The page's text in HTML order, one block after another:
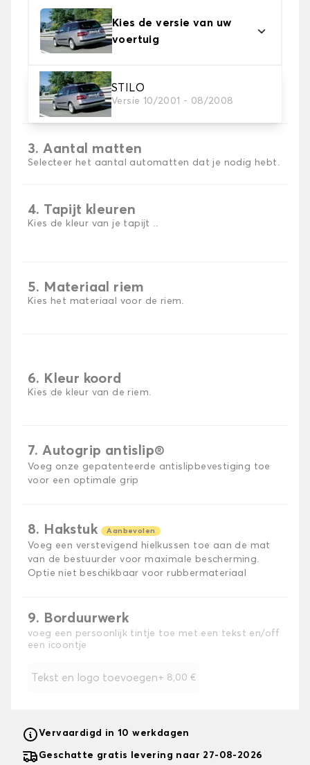
Kies de versie van uw
voertuig
STILO
Versie 10/2001 - 08/2008
2. Materiaal
Kies het materiaal van uw automatten
3. Aantal matten
Selecteer het aantal automatten dat je nodig hebt.
4. Tapijt kleuren
Kies de kleur van je tapijt ..
5. Materiaal riem
Kies het materiaal voor de riem.
6. Kleur koord
Kies de kleur van de riem.
7. Autogrip antislip®
Voeg onze gepatenteerde antislipbevestiging toe
voor een optimale grip
8. Hakstuk Aanbevolen
Voeg een verstevigend hielkussen toe aan de mat
van de bestuurder voor maximale bescherming.
Optie niet beschikbaar voor rubbermateriaal
9. Borduurwerk
voeg een persoonlijk tintje toe met een tekst en/off
een icoontje
Tekst en logo toevoegen+ 8,00 €
Vervaardigd in 10 werkdagen
Geschatte gratis levering naar 27-08-2026